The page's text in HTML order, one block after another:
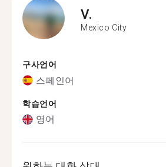
V.
Mexico City
구사언어
스페인어
학습언어
영어